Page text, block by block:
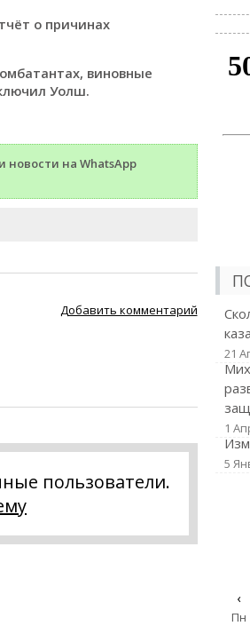
о причинах
виновные
Уолш.
новости на WhatsApp
Добавить комментарий
пользователи.
21
1
5
‹
Пн